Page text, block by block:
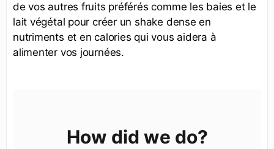
de vos autres fruits préférés comme les baies et le
lait végétal pour créer un shake dense en
nutriments et en calories qui vous aidera à
alimenter vos journées.
How did we do?